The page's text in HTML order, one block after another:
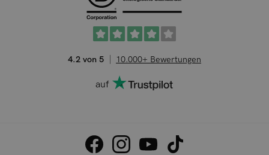
4.2 von 5 10.000+ Bewertungen
auf